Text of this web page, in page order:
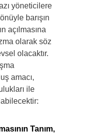
yöneticilere
barışın
açılmasına
olarak söz
olacaktır.
amacı,
ile
Tanım,